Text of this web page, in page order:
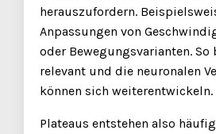
herauszufordern.
Anpassungen von
oder Bewegungsvarianten. So
relevant und die neuronalen
können sich weiterentwickeln.
Plateaus entstehen also